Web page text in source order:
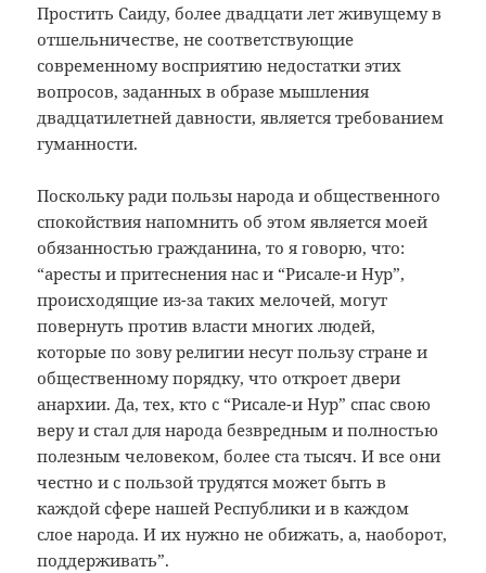
Простить Саиду, более двадцати лет живущему в
отшельничестве, не соответствующие
современному восприятию недостатки этих
вопросов, заданных в образе мышления
двадцатилетней давности, является требованием
гуманности.
Поскольку ради пользы народа и общественного
спокойствия напомнить об этом является моей
обязанностью гражданина, то я говорю, что:
“аресты и притеснения нас и “Рисале-и Нур”,
происходящие из-за таких мелочей, могут
повернуть против власти многих людей,
которые по зову религии несут пользу стране и
общественному порядку, что откроет двери
анархии. Да, тех, кто с “Рисале-и Нур” спас свою
веру и стал для народа безвредным и полностью
полезным человеком, более ста тысяч. И все они
честно и с пользой трудятся может быть в
каждой сфере нашей Республики и в каждом
слое народа. И их нужно не обижать, а, наоборот,
поддерживать”.